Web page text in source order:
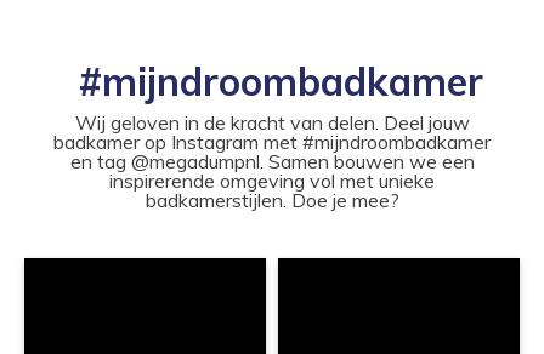
#mijndroombadkamer
Wij geloven in de kracht van delen. Deel jouw
badkamer op Instagram met #mijndroombadkamer
en tag @megadumpnl. Samen bouwen we een
inspirerende omgeving vol met unieke
badkamerstijlen. Doe je mee?